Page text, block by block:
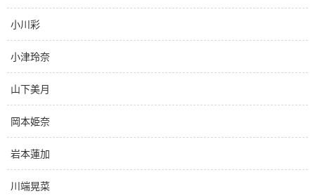
小川彩
小津玲奈
山下美月
岡本姫奈
岩本蓮加
川端晃菜